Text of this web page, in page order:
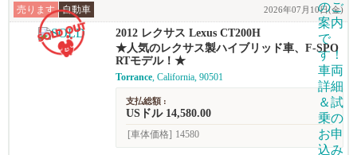
売ります 自動車 2026年07月10日(金)
2012 レクサス Lexus CT200H
★人気のレクサス製ハイブリッド車、F-SPO
RTモデル！★
Torrance, California, 90501
支払総額 :
USドル 14,580.00
[車体価格] 14580